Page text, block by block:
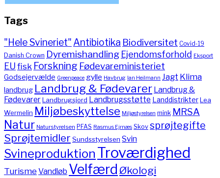
Tags
"Hele Svineriet" Antibiotika Biodiversitet Covid-19
Danish Crown Dyremishandling Ejendomsforhold Eksport
EUfisk Forskning Fødevareministeriet
Godsejervælde Greenpeace gylle Havbrug Ian Heilmann Jagt Klima
landbrug Landbrug & Fødevarer Landbrug &
FødevarerLandbrugsjord Landbrugsstøtte LanddistrikterLea
Wermelin Miljøbeskyttelse Miljøstyrelsen mink MRSA
Natur Naturstyrelsen PFAS Rasmus Ejrnæs Skov sprøjtegifte
Sprøjtemidler Sundsstyrelsen Svin
Svineproduktion Troværdighed
TurismeVandløb Velfærd Økologi